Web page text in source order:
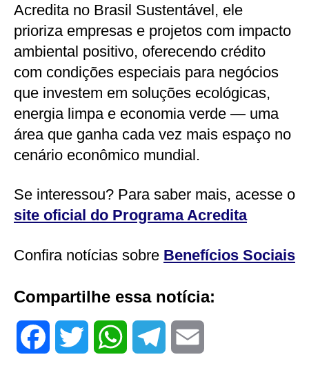
Acredita no Brasil Sustentável, ele
prioriza empresas e projetos com impacto
ambiental positivo, oferecendo crédito
com condições especiais para negócios
que investem em soluções ecológicas,
energia limpa e economia verde — uma
área que ganha cada vez mais espaço no
cenário econômico mundial.
Se interessou? Para saber mais, acesse o
site oficial do Programa Acredita
Confira notícias sobre Benefícios Sociais
Compartilhe essa notícia: